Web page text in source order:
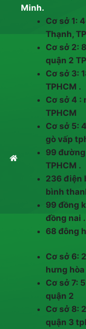
Minh.
Cơ sở 1:
Thạnh,
Cơ sở 2:
quận 2
Cơ sở 3:
TPHCM .
Cơ sở 4 :
TPHCM
Cơ sở 5:
gò vấp
99
TPHCM .
236 điện
bình
99 đồng
đồng nai .
68 đông
Cơ sở 6:
hưng
Cơ sở 7:
quận 2
Cơ sở 8:
quận 3